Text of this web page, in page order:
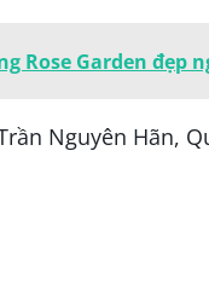
Rose Garden đẹp
Nguyên Hãn,